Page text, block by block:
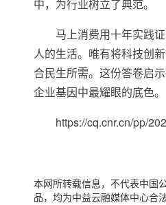
中，为行业树立了典范。
马上消费用十年实践
人的生活。唯有将科技创
合民生所需。这份答卷启
企业基因中最耀眼的底色
https://cq.cnr.cn/pp/
本网所转载信息，不代表中国
品，均为中益云融媒体中心合